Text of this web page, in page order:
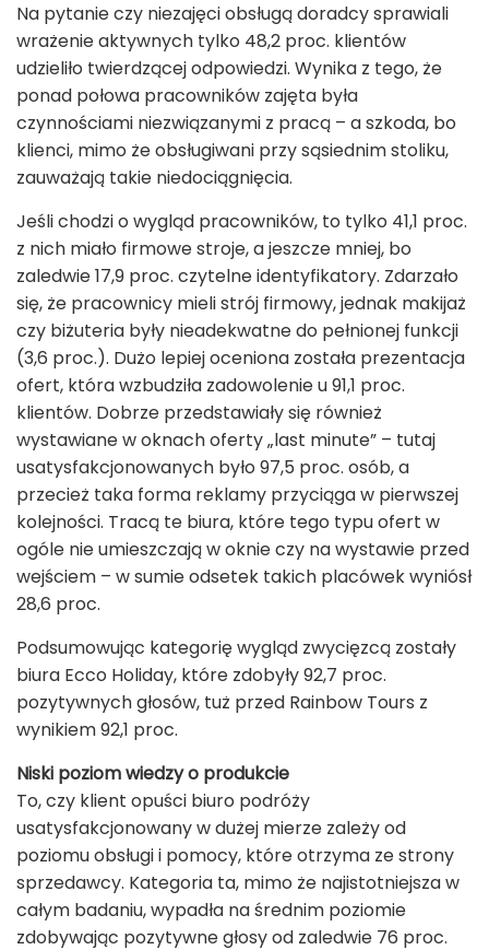
Na pytanie czy niezajęci obsługą doradcy sprawiali
wrażenie aktywnych tylko 48,2 proc. klientów
udzieliło twierdzącej odpowiedzi. Wynika z tego, że
ponad połowa pracowników zajęta była
czynnościami niezwiązanymi z pracą – a szkoda, bo
klienci, mimo że obsługiwani przy sąsiednim stoliku,
zauważają takie niedociągnięcia.
Jeśli chodzi o wygląd pracowników, to tylko 41,1 proc.
z nich miało firmowe stroje, a jeszcze mniej, bo
zaledwie 17,9 proc. czytelne identyfikatory. Zdarzało
się, że pracownicy mieli strój firmowy, jednak makijaż
czy biżuteria były nieadekwatne do pełnionej funkcji
(3,6 proc.). Dużo lepiej oceniona została prezentacja
ofert, która wzbudziła zadowolenie u 91,1 proc.
klientów. Dobrze przedstawiały się również
wystawiane w oknach oferty „last minute” – tutaj
usatysfakcjonowanych było 97,5 proc. osób, a
przecież taka forma reklamy przyciąga w pierwszej
kolejności. Tracą te biura, które tego typu ofert w
ogóle nie umieszczają w oknie czy na wystawie przed
wejściem – w sumie odsetek takich placówek wyniósł
28,6 proc.
Podsumowując kategorię wygląd zwycięzcą zostały
biura Ecco Holiday, które zdobyły 92,7 proc.
pozytywnych głosów, tuż przed Rainbow Tours z
wynikiem 92,1 proc.
Niski poziom wiedzy o produkcie
To, czy klient opuści biuro podróży
usatysfakcjonowany w dużej mierze zależy od
poziomu obsługi i pomocy, które otrzyma ze strony
sprzedawcy. Kategoria ta, mimo że najistotniejsza w
całym badaniu, wypadła na średnim poziomie
zdobywając pozytywne głosy od zaledwie 76 proc.